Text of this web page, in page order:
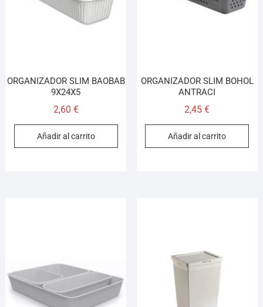
ORGANIZADOR SLIM BAOBAB
9X24X5
2,60 €
Añadir al carrito
ORGANIZADOR SLIM BOHOL
ANTRACI
2,45€
Añadir al carrito